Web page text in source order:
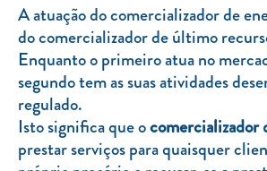
A atuação do comercializador de
do comercializador de último
Enquanto o primeiro atua no
segundo tem as suas atividades
regulado.
Isto significa que ocomercializador
prestar serviços para quaisquer